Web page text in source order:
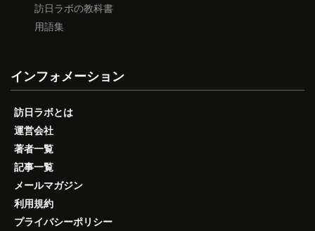
訪日ラボの教科書
用語集
インフォメーション
訪日ラボとは
運営会社
著者一覧
記事一覧
メールマガジン
利用規約
プライバシーポリシー